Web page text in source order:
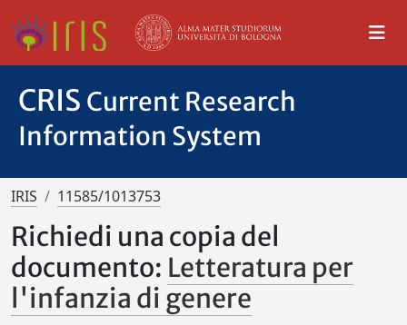
CRIS Current Research
Information System
IRIS 11585/1013753
Richiedi una copia del
documento: Letteratura per
l'infanzia di genere